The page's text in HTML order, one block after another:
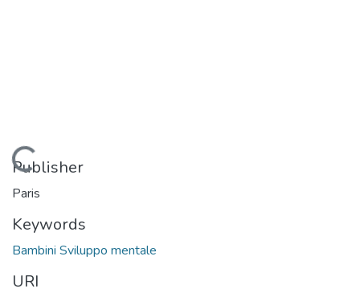
Loading...
Publisher
Paris
Keywords
Bambini Sviluppo mentale
URI